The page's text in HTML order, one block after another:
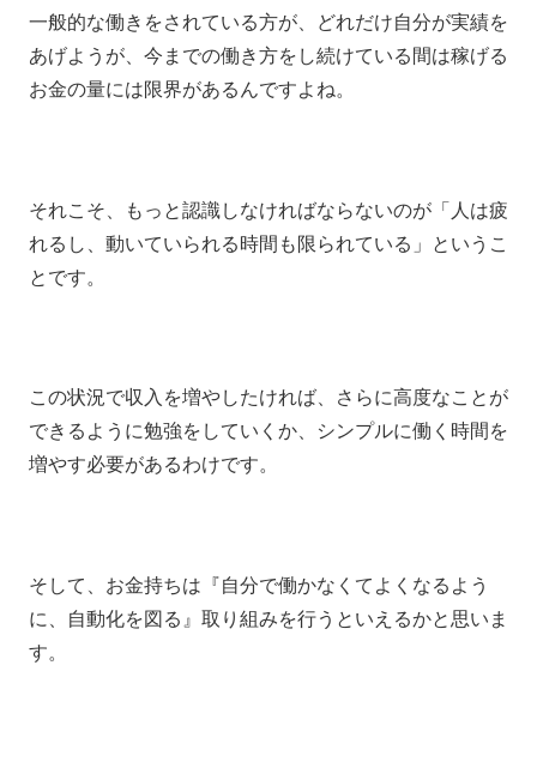
一般的な働きをされている方が、どれだけ自分が実績を
あげようが、今までの働き方をし続けている間は稼げる
お金の量には限界があるんですよね。
それこそ、もっと認識しなければならないのが「人は疲
れるし、動いていられる時間も限られている」というこ
とです。
この状況で収入を増やしたければ、さらに高度なことが
できるように勉強をしていくか、シンプルに働く時間を
増やす必要があるわけです。
そして、お金持ちは『自分で働かなくてよくなるよう
に、自動化を図る』取り組みを行うといえるかと思いま
す。